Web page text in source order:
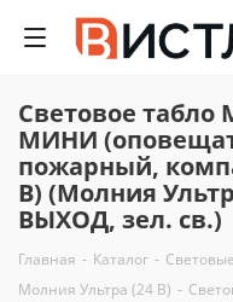
Световое табло
МИНИ
пожарный,
В) (Молния
ВЫХОД, зел. св.)
Главная - Каталог -
Молния Ультра (24 В) -